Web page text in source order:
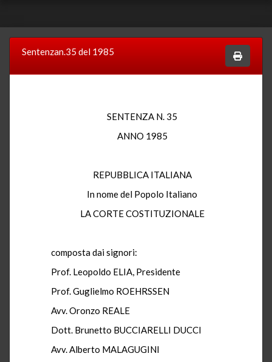
Sentenzan.35 del 1985
SENTENZA N. 35
ANNO 1985
REPUBBLICA ITALIANA
In nome del Popolo Italiano
LA CORTE COSTITUZIONALE
composta dai signori:
Prof. Leopoldo ELIA, Presidente
Prof. Guglielmo ROEHRSSEN
Avv. Oronzo REALE
Dott. Brunetto BUCCIARELLI DUCCI
Avv. Alberto MALAGUGINI